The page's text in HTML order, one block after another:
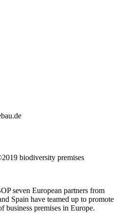
biodiversity premises
seven European partners from
Spain have teamed up to promote
business premises in Europe.